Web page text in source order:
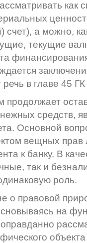
как
счет), а можно,
текущие
в главе 45
средств,
Основной
вещных прав
к банку. В
так и
роль.
о правовой
на